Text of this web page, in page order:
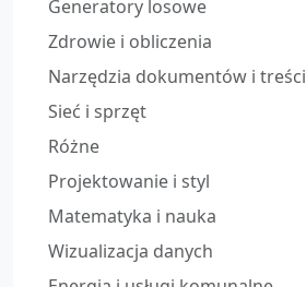
Generatory losowe
Zdrowie i obliczenia
Narzędzia dokumentów i treści
Sieć i sprzęt
Różne
Projektowanie i styl
Matematyka i nauka
Wizualizacja danych